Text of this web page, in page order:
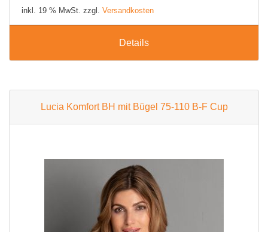
inkl. 19 % MwSt. zzgl. Versandkosten
Details
Lucia Komfort BH mit Bügel 75-110 B-F Cup